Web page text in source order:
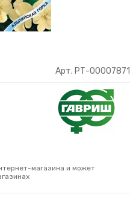
Арт. РТ-00007871
магазина и может